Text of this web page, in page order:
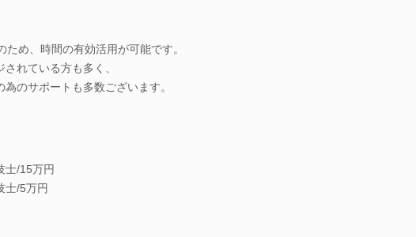
め、時間の有効活用が可能です。
れている方も多く、
のサポートも多数ございます。
士/15万円
士/5万円